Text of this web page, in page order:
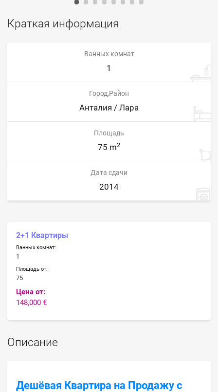
Краткая информация
Ванных комнат
1
Город,Район
Анталия / Лара
Площадь
75 m2
Дата сдачи
2014
2+1 Квартиры
Ванных комнат:
1
Площадь от:
75
Цена от:
148,000 €
Описание
Дешёвая Квартира на Продажу с